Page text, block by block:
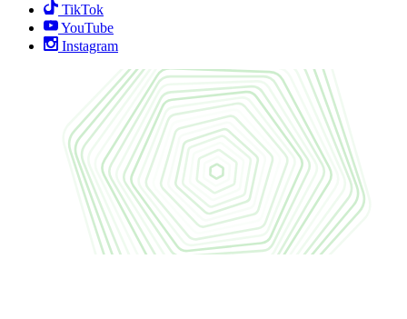
TikTok
YouTube
Instagram